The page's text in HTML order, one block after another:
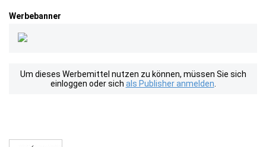
Werbebanner
Um dieses Werbemittel nutzen zu können, müssen Sie sich
einloggen oder sich als Publisher anmelden